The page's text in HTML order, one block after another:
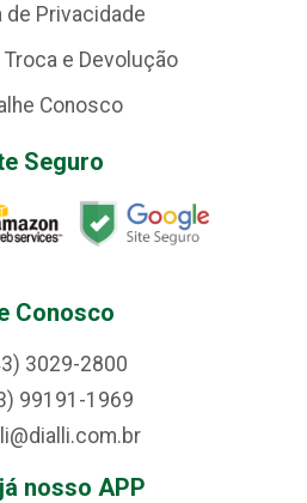
de Privacidade
e Devolução
Conosco
Seguro
Conosco
3029-2800
99191-1969
nosso APP